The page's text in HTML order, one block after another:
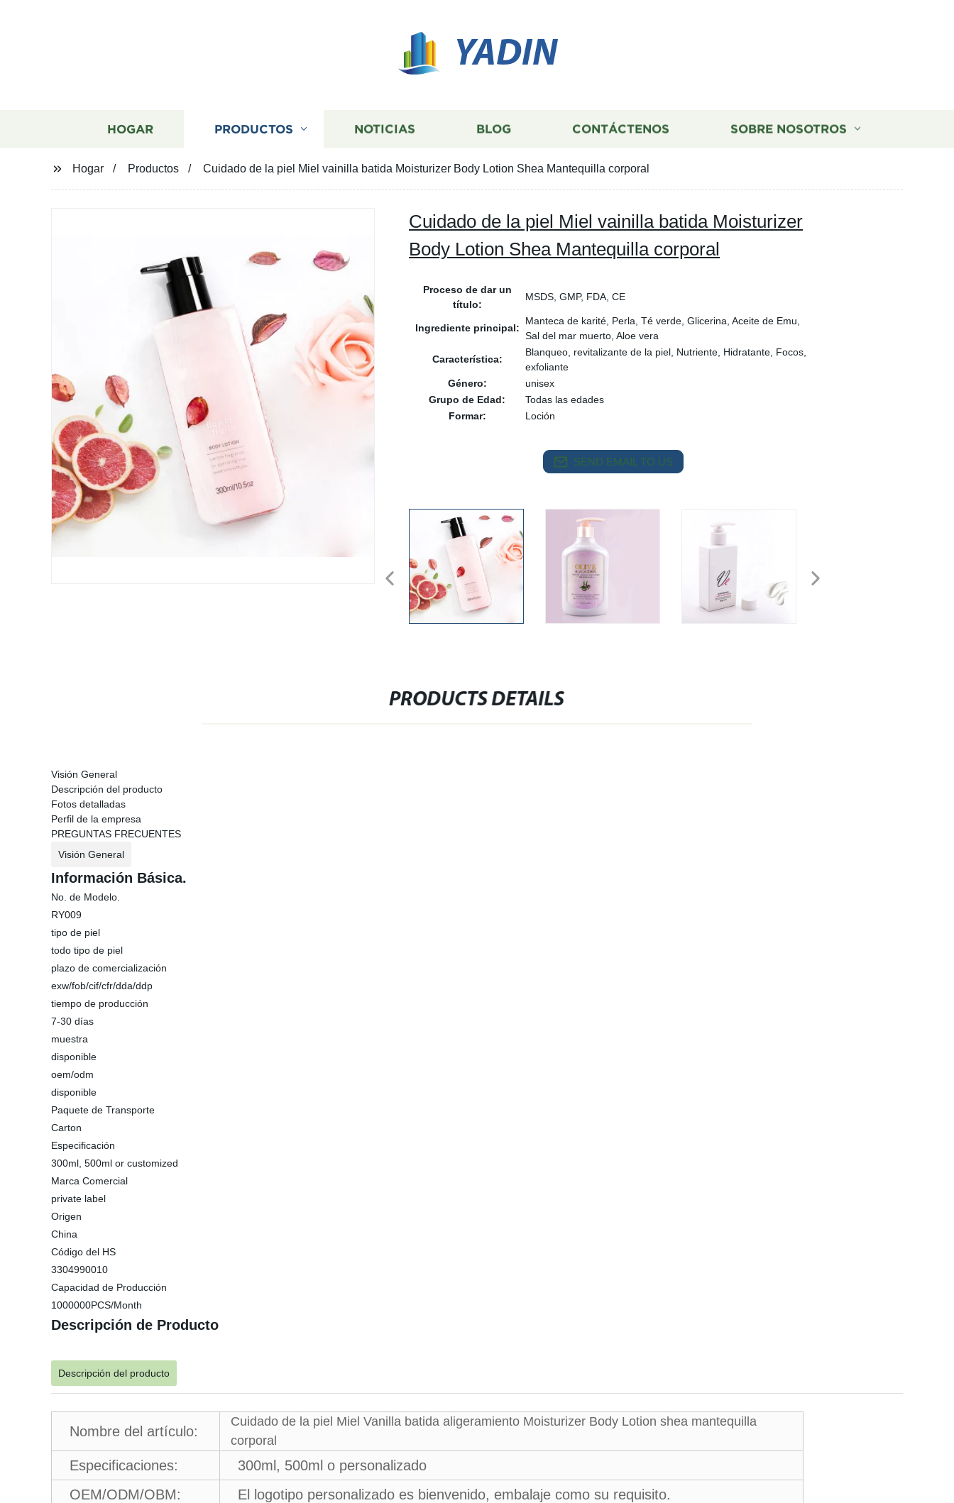
YADIN
HOGAR PRODUCTOS NOTICIAS BLOG CONTÁCTENOS SOBRE NOSOTROS
Hogar Productos Cuidado de la piel Miel vainilla batida Moisturizer Body Lotion Shea Mantequilla corporal
Cuidado de la piel Miel vainilla batida Moisturizer
Body Lotion Shea Mantequilla corporal
Proceso de dar un
título:
MSDS, GMP, FDA, CE
Ingrediente principal:
Manteca de karité, Perla, Té verde, Glicerina, Aceite de Emu,
Sal del mar muerto, Aloe vera
Característica:
Blanqueo, revitalizante de la piel, Nutriente, Hidratante, Focos,
exfoliante
Género:
unisex
Grupo de Edad:
Todas las edades
Formar:
Loción
SEND EMAIL TO US
PRODUCTS DETAILS
Visión General
Descripción del producto
Fotos detalladas
Perfil de la empresa
PREGUNTAS FRECUENTES
Visión General
Información Básica.
No. de Modelo.
RY009
tipo de piel
todo tipo de piel
plazo de comercialización
exw/fob/cif/cfr/dda/ddp
tiempo de producción
7-30 días
muestra
disponible
oem/odm
disponible
Paquete de Transporte
Carton
Especificación
300ml, 500ml or customized
Marca Comercial
private label
Origen
China
Código del HS
3304990010
Capacidad de Producción
1000000PCS/Month
Descripción de Producto
Descripción del producto
Nombre del artículo:
Cuidado de la piel Miel Vanilla batida aligeramiento Moisturizer Body Lotion shea mantequilla
corporal
Especificaciones:
300ml, 500ml o personalizado
OEM/ODM/OBM:
El logotipo personalizado es bienvenido, embalaje como su requisito.